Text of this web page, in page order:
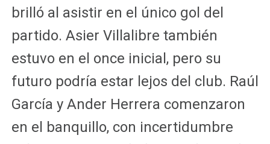
brilló al asistir en el único gol del
partido. Asier Villalibre también
estuvo en el once inicial, pero su
futuro podría estar lejos del club. Raúl
García y Ander Herrera comenzaron
en el banquillo, con incertidumbre